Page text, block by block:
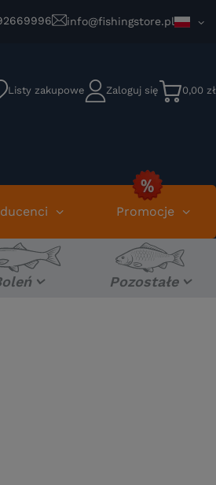
info@fishingstore.pl
Listy zakupowe Zaloguj się 0,00 zł
Promocje
Pozostałe